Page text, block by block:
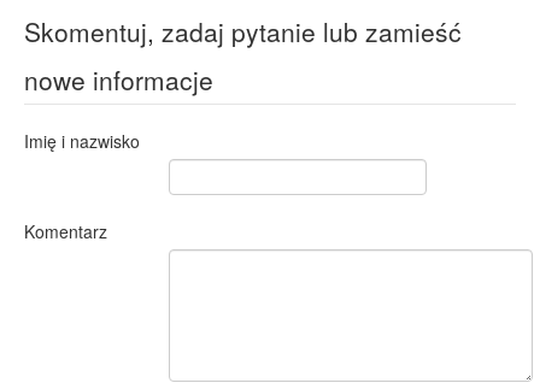
Skomentuj, zadaj pytanie lub zamieść
nowe informacje
Imię i nazwisko
Komentarz